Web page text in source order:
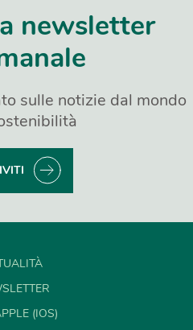
newsletter
sulle notizie dal mondo
(IOS)